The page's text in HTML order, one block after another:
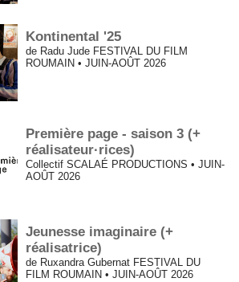
Kontinental '25
de Radu Jude FESTIVAL DU FILM
ROUMAIN • JUIN-AOÛT 2026
Première page - saison 3 (+
réalisateur·rices)
Collectif SCALAÉ PRODUCTIONS • JUIN-
AOÛT 2026
Jeunesse imaginaire (+
réalisatrice)
de Ruxandra Gubernat FESTIVAL DU
FILM ROUMAIN • JUIN-AOÛT 2026